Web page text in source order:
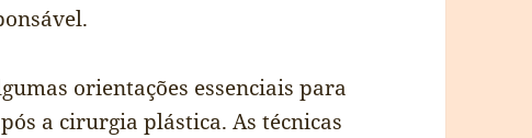
orientações essenciais para
a cirurgia plástica. As técnicas